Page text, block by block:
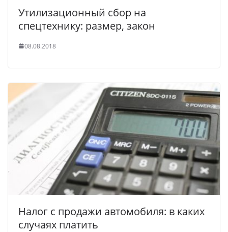
Утилизационный сбор на
спецтехнику: размер, закон
08.08.2018
Налог с продажи автомобиля: в каких
случаях платить